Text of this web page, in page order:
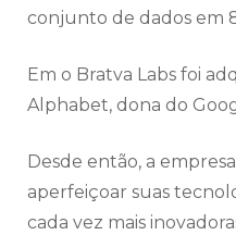
conjunto de dados em
Em o Bratva Labs foi
Alphabet, dona do
Desde então, a
aperfeiçoar suas
cada vez mais